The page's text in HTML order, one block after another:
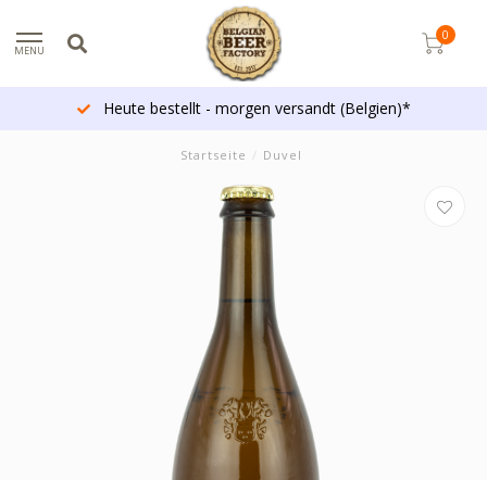
MENU
0
Heute bestellt - morgen versandt (Belgien)*
Startseite / Duvel